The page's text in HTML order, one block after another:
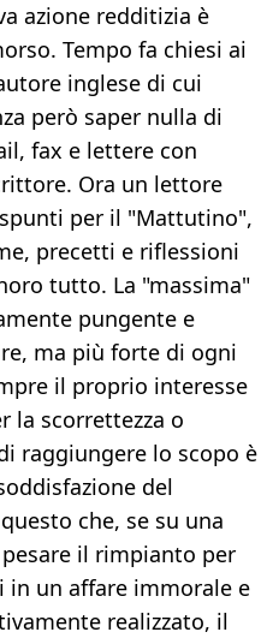
azione redditizia è
Tempo fa chiesi ai
inglese di cui
però saper nulla di
fax e lettere con
Ora un lettore
per il "Mattutino",
precetti e riflessioni
tutto. La "massima"
pungente e
ma più forte di ogni
il proprio interesse
la scorrettezza o
raggiungere lo scopo è
del
che, se su una
il rimpianto per
in un affare immorale e
realizzato, il